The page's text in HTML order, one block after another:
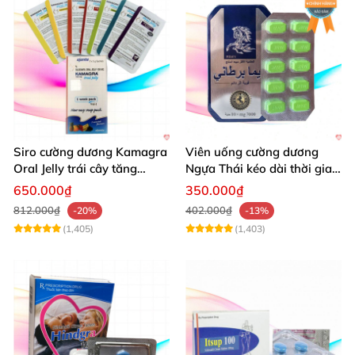
Siro cường dương Kamagra
Oral Jelly trái cây tăng
cường sinh lý nam
650.000₫
812.000₫
-20%
(1,405)
Viên uống cường dương
Ngựa Thái kéo dài thời gian
quan hệ
350.000₫
402.000₫
-13%
(1,403)